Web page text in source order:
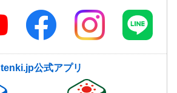
tenki.jp公式アプリ